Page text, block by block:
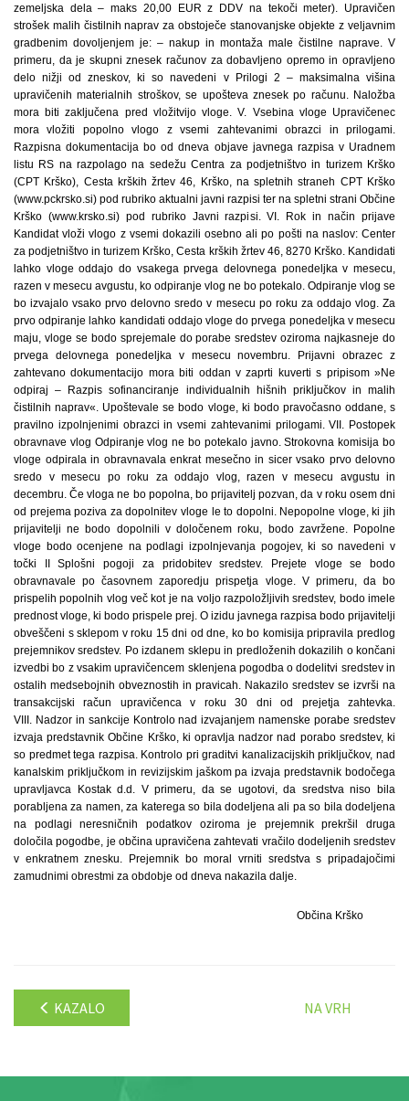
zemeljska dela – maks 20,00 EUR z DDV na tekoči meter). Upravičen
strošek malih čistilnih naprav za obstoječe stanovanjske objekte z veljavnim
gradbenim dovoljenjem je: – nakup in montaža male čistilne naprave. V
primeru, da je skupni znesek računov za dobavljeno opremo in opravljeno
delo nižji od zneskov, ki so navedeni v Prilogi 2 – maksimalna višina
upravičenih materialnih stroškov, se upošteva znesek po računu. Naložba
mora biti zaključena pred vložitvijo vloge. V. Vsebina vloge Upravičenec
mora vložiti popolno vlogo z vsemi zahtevanimi obrazci in prilogami.
Razpisna dokumentacija bo od dneva objave javnega razpisa v Uradnem
listu RS na razpolago na sedežu Centra za podjetništvo in turizem Krško
(CPT Krško), Cesta krških žrtev 46, Krško, na spletnih straneh CPT Krško
(www.pckrsko.si) pod rubriko aktualni javni razpisi ter na spletni strani Občine
Krško (www.krsko.si) pod rubriko Javni razpisi. VI. Rok in način prijave
Kandidat vloži vlogo z vsemi dokazili osebno ali po pošti na naslov: Center
za podjetništvo in turizem Krško, Cesta krških žrtev 46, 8270 Krško. Kandidati
lahko vloge oddajo do vsakega prvega delovnega ponedeljka v mesecu,
razen v mesecu avgustu, ko odpiranje vlog ne bo potekalo. Odpiranje vlog se
bo izvajalo vsako prvo delovno sredo v mesecu po roku za oddajo vlog. Za
prvo odpiranje lahko kandidati oddajo vloge do prvega ponedeljka v mesecu
maju, vloge se bodo sprejemale do porabe sredstev oziroma najkasneje do
prvega delovnega ponedeljka v mesecu novembru. Prijavni obrazec z
zahtevano dokumentacijo mora biti oddan v zaprti kuverti s pripisom »Ne
odpiraj – Razpis sofinanciranje individualnih hišnih priključkov in malih
čistilnih naprav«. Upoštevale se bodo vloge, ki bodo pravočasno oddane, s
pravilno izpolnjenimi obrazci in vsemi zahtevanimi prilogami. VII. Postopek
obravnave vlog Odpiranje vlog ne bo potekalo javno. Strokovna komisija bo
vloge odpirala in obravnavala enkrat mesečno in sicer vsako prvo delovno
sredo v mesecu po roku za oddajo vlog, razen v mesecu avgustu in
decembru. Če vloga ne bo popolna, bo prijavitelj pozvan, da v roku osem dni
od prejema poziva za dopolnitev vloge le to dopolni. Nepopolne vloge, ki jih
prijavitelji ne bodo dopolnili v določenem roku, bodo zavržene. Popolne
vloge bodo ocenjene na podlagi izpolnjevanja pogojev, ki so navedeni v
točki II Splošni pogoji za pridobitev sredstev. Prejete vloge se bodo
obravnavale po časovnem zaporedju prispetja vloge. V primeru, da bo
prispelih popolnih vlog več kot je na voljo razpoložljivih sredstev, bodo imele
prednost vloge, ki bodo prispele prej. O izidu javnega razpisa bodo prijavitelji
obveščeni s sklepom v roku 15 dni od dne, ko bo komisija pripravila predlog
prejemnikov sredstev. Po izdanem sklepu in predloženih dokazilih o končani
izvedbi bo z vsakim upravičencem sklenjena pogodba o dodelitvi sredstev in
ostalih medsebojnih obveznostih in pravicah. Nakazilo sredstev se izvrši na
transakcijski račun upravičenca v roku 30 dni od prejetja zahtevka.
VIII. Nadzor in sankcije Kontrolo nad izvajanjem namenske porabe sredstev
izvaja predstavnik Občine Krško, ki opravlja nadzor nad porabo sredstev, ki
so predmet tega razpisa. Kontrolo pri graditvi kanalizacijskih priključkov, nad
kanalskim priključkom in revizijskim jaškom pa izvaja predstavnik bodočega
upravljavca Kostak d.d. V primeru, da se ugotovi, da sredstva niso bila
porabljena za namen, za katerega so bila dodeljena ali pa so bila dodeljena
na podlagi neresničnih podatkov oziroma je prejemnik prekršil druga
določila pogodbe, je občina upravičena zahtevati vračilo dodeljenih sredstev
v enkratnem znesku. Prejemnik bo moral vrniti sredstva s pripadajočimi
zamudnimi obrestmi za obdobje od dneva nakazila dalje.
Občina Krško
KAZALO NA VRH